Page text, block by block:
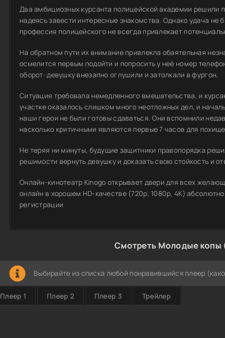
Дваамбициозных курсанта полицейской академии решили
надеясь завести интересные знакомства. Однако удача не
профессия полицейского не всегда привлекает
На обратном пути их внимание привлекла обаятельная
осмелится первым подойти и попросить у неё номер
оборот: девушку внезапно оглушили и затолкали в фургон.
Ситуация требовала немедленного вмешательства, и
участке оказалось слишком много неотложных дел, и
наши герои не были готовы сдаваться. Они вспомнили
насколько критичными являются первые 7 часов для
Не теряя ни минуты, будущие защитники правопорядка
решимости вернуть девушку и доказать свою стойкость и
Онлайн-кинотеатр Kinogo открывает двери для всех
онлайн в хорошем HD-качестве (720p, 1080p, 4K)
регистрации
Смотреть Молодые копы
Выбирайте из списка любой понравившийся плеер
Плеер 1 Плеер 2 Плеер 3 Трейлер